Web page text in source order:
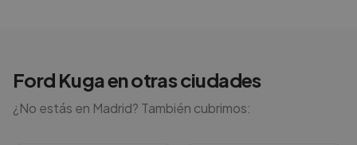
Ford Kugaen otras ciudades
¿No estás en Madrid? También cubrimos: